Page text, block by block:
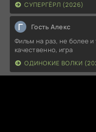
СУПЕРГЁРЛ (2026)
Г Гость Алекс
Фильм на раз, не более и
качественно, игра
ОДИНОКИЕ ВОЛКИ